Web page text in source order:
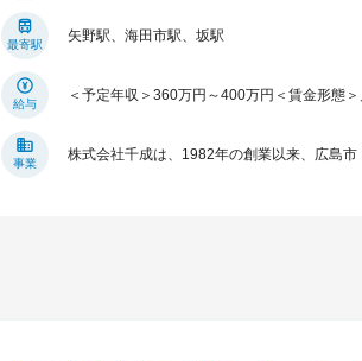
最寄駅
矢野駅、海田市駅、坂駅
給与
＜予定年収＞360万円～400万円＜賃金形態
事業
株式会社千成は、1982年の創業以来、広島